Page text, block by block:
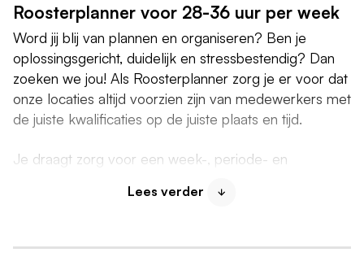
Roosterplanner voor 28-36 uur per week
Word jij blij van plannen en organiseren? Ben je
oplossingsgericht, duidelijk en stressbestendig? Dan
zoeken we jou! Als Roosterplanner zorg je er voor dat
onze locaties altijd voorzien zijn van medewerkers met
de juiste kwalificaties op de juiste plaats en tijd.
Je draagt zorg voor een week-, periode- en
aantal medewerkers en leidinggevenden. Je komt
Lees verder